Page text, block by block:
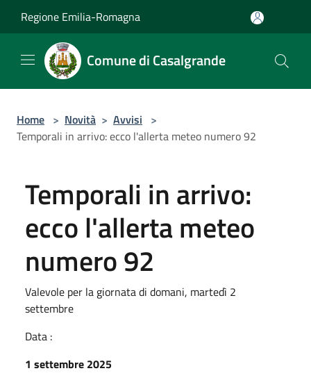
Regione Emilia-Romagna
Comune di Casalgrande
Home > Novità > Avvisi >
Temporali in arrivo: ecco l'allerta meteo numero 92
Temporali in arrivo:
ecco l'allerta meteo
numero 92
Valevole per la giornata di domani, martedì 2
settembre
Data :
1 settembre 2025